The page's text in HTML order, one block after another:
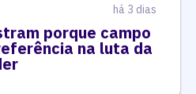
há 3 dias
porque campo
na luta da